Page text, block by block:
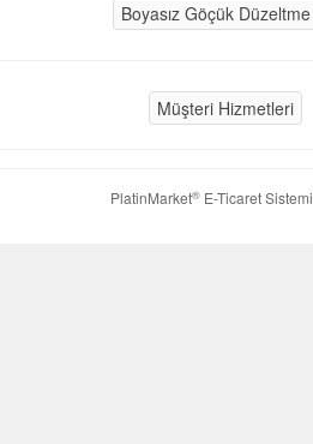
Boyasız Göçük Düzeltme
Müşteri Hizmetleri
PlatinMarket®E-Ticaret Sistemi